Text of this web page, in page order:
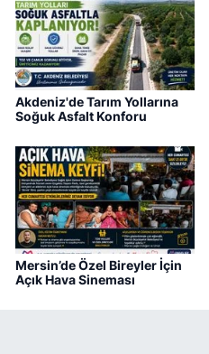
Akdeniz'de Tarım Yollarına
Soğuk Asfalt Konforu
Mersin’de Özel Bireyler İçin
Açık Hava Sineması